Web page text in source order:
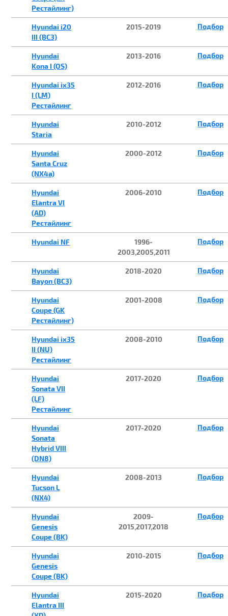
Рестайлинг)
Hyundai i20
III (BC3)
2015-2019 Подбор
Hyundai
Kona I (OS)
2013-2016 Подбор
Hyundai ix35
I (LM)
Рестайлинг
2012-2016 Подбор
Hyundai
Staria
2010-2012 Подбор
Hyundai
Santa Cruz
(NX4a)
2000-2012 Подбор
Hyundai
Elantra VI
(AD)
Рестайлинг
2006-2010 Подбор
Hyundai NF
1996-
2003,2005,2011
Подбор
Hyundai
Bayon (BC3)
2018-2020 Подбор
Hyundai
Coupe (GK
Рестайлинг)
2001-2008 Подбор
Hyundai ix35
II (NU)
Рестайлинг
2008-2010 Подбор
Hyundai
Sonata VII
(LF)
Рестайлинг
2017-2020 Подбор
Hyundai
Sonata
Hybrid VIII
(DN8)
2017-2020 Подбор
Hyundai
Tucson L
(NX4)
2008-2013 Подбор
Hyundai
Genesis
Coupe (BK)
2009-
2015,2017,2018
Подбор
Hyundai
Genesis
Coupe (BK)
2010-2015 Подбор
Hyundai
Elantra III
2015-2020 Подбор